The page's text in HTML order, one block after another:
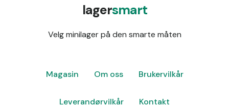
lagersmart
Velg minilager på den smarte måten
Magasin Om oss Brukervilkår
Leverandørvilkår Kontakt